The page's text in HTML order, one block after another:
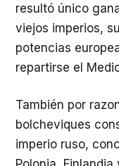
resultó único
viejos imperios,
potencias
repartirse el
También por
bolcheviques
imperio ruso,